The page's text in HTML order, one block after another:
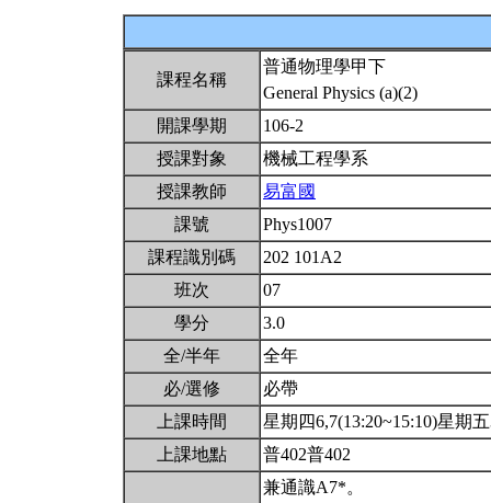
課程名稱
普通物理學甲下
General Physics (a)(2)
開課學期
106-2
授課對象
機械工程學系
授課教師
易富國
課號
Phys1007
課程識別碼
202 101A2
班次
07
學分
3.0
全/半年
全年
必/選修
必帶
上課時間
星期四6,7(13:20~15:10)星期
上課地點
普402普402
兼通識A7*。